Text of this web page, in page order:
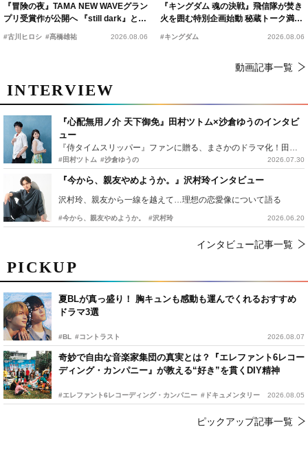
PICKUP
夏BLが真っ盛り！ 胸キュンも感動も運んでくれるおすすめ
ドラマ3選
#BL #コントラスト 2026.08.07
奇妙で自由な音楽家集団の真実とは？『エレファント6レコー
ディング・カンパニー』が教える“好き”を貫くDIY精神
#エレファント6レコーディング・カンパニー #ドキュメンタリー 2026.08.05
ピックアップ記事一覧
『冒険の夜』TAMA NEW WAVEグラン
プリ受賞作が公開へ 『still dark』と同
#古川ヒロシ #髙橋雄祐 2026.08.06
『キングダム 魂の決戦』飛信隊が焚き
火を囲む特別企画始動 秘蔵トーク満載
#キングダム 2026.08.06
動画記事一覧
INTERVIEW
『心配無用ノ介 天下御免』田村ツトム×沙倉ゆうのインタビ
ュー
『侍タイムスリッパー』ファンに贈る、まさかのドラマ化！田村ツトム×沙倉ゆうのが語る『心配無用ノ介』撮影秘話
#田村ツトム #沙倉ゆうの 2026.07.30
『今から、親友やめようか。』沢村玲インタビュー
沢村玲、親友から一線を越えて…理想の恋愛像について語る
#今から、親友やめようか。 #沢村玲 2026.06.20
インタビュー記事一覧